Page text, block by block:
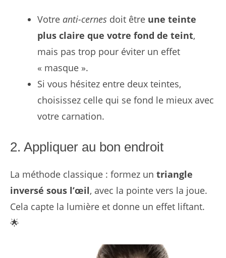
Votre anti-cernes doit être une teinte
plus claire que votre fond de teint,
mais pas trop pour éviter un effet
« masque ».
Si vous hésitez entre deux teintes,
choisissez celle qui se fond le mieux avec
votre carnation.
2. Appliquer au bon endroit
La méthode classique : formez un triangle
inversé sous l’œil, avec la pointe vers la joue.
Cela capte la lumière et donne un effet liftant.
🌟